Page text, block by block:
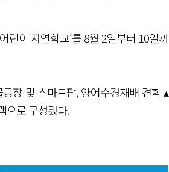
린이 자연학교’를 8월 2일부터 10일까
장 및 스마트팜, 양어수경재배 견학 ▴
으로 구성됐다.